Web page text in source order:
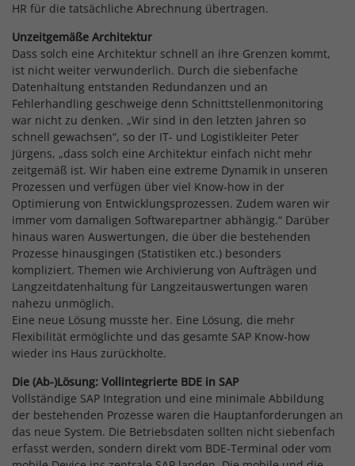
HR für die tatsächliche Abrechnung übertragen.
Unzeitgemäße Architektur
Dass solch eine Architektur schnell an ihre Grenzen kommt,
ist nicht weiter verwunderlich. Durch die siebenfache
Datenhaltung entstanden Redundanzen und an
Fehlerhandling geschweige denn Schnittstellenmonitoring
war nicht zu denken. „Wir sind in den letzten Jahren so
schnell gewachsen“, so der IT- und Logistikleiter Peter
Jürgens, „dass solch eine Architektur einfach nicht mehr
zeitgemäß ist. Wir haben eine extreme Dynamik in unseren
Prozessen und verfügen über viel Know-how in der
Optimierung von Entwicklungsprozessen. Zudem waren wir
immer vom damaligen Softwarepartner abhängig.“ Darüber
hinaus waren Auswertungen, die über die bestehenden
Prozesse hinausgingen (Statistiken etc.) besonders
kompliziert. Themen wie Archivierung von Aufträgen und
Langzeitdatenhaltung für Langzeitauswertungen waren
nahezu unmöglich.
Eine neue Lösung musste her. Eine Lösung, die mehr
Flexibilität ermöglichte und das gesamte SAP Know-how
wieder ins Haus zurückholte.
Die (Ab-)Lösung: Vollintegrierte BDE in SAP
Vollständige SAP Integration und eine minimale Abbildung
der bestehenden Prozesse waren die Hauptanforderungen an
das neue System. Die Betriebsdaten sollten nicht siebenfach
erfasst werden, sondern direkt vom BDE-Terminal oder vom